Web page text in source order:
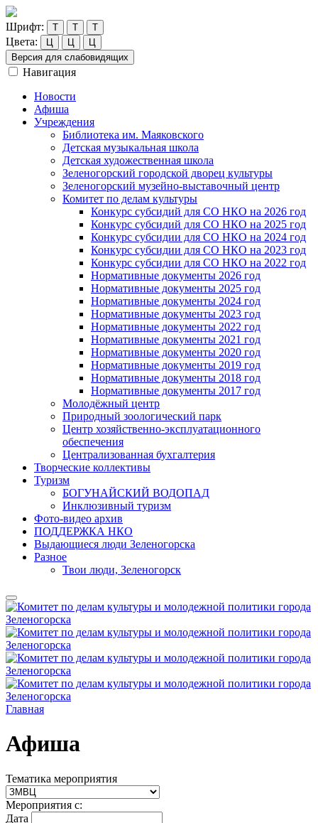
Шрифт: Т Т Т
Цвета: Ц Ц
Ц
Версия для слабовидящих
Навигация
Новости
Афиша
Учреждения
Библиотека им. Маяковского
Детская музыкальная школа
Детская художественная школа
Зеленогорский городской дворец культуры
Зеленогорский музейно-выставочный центр
Комитет по делам культуры
Конкурс субсидий для СО НКО на 2026 год
Конкурс субсидий для СО НКО на 2025 год
Конкурс субсидии для СО НКО на 2024 год
Конкурс субсидии для СО НКО на 2023 год
Конкурс субсидии для СО НКО на 2022 год
Нормативные документы 2026 год
Нормативные документы 2025 год
Нормативные документы 2024 год
Нормативные документы 2023 год
Нормативные документы 2022 год
Нормативные документы 2021 год
Нормативные документы 2020 год
Нормативные документы 2019 год
Нормативные документы 2018 год
Нормативные документы 2017 год
Молодёжный центр
Природный зоологический парк
Центр хозяйственно-эксплуатационного
обеспечения
Централизованная бухгалтерия
Творческие коллективы
Туризм
БОГУНАЙСКИЙ ВОДОПАД
Инклюзивный туризм
Фото-видео архив
ПОДДЕРЖКА НКО
Выдающиеся люди Зеленогорска
Разное
Твои люди, Зеленогорск
Главная
Афиша
Тематика мероприятия
Мероприятия с:
Дата